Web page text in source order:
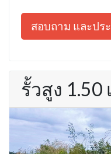
สอบถาม และปร
รั้วสูง 1.50